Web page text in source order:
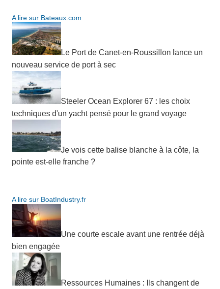
A lire sur Bateaux.com
Le Port de Canet-en-Roussillon lance un
nouveau service de port à sec
Steeler Ocean Explorer 67 : les choix
techniques d'un yacht pensé pour le grand voyage
Je vois cette balise blanche à la côte, la
pointe est-elle franche ?
A lire sur BoatIndustry.fr
Une courte escale avant une rentrée déjà
bien engagée
Ressources Humaines : Ils changent de